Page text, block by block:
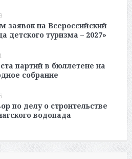
заявок на Всероссийский
детского туризма – 2027»
партий в бюллетене на
собрание
по делу о строительстве
водопада